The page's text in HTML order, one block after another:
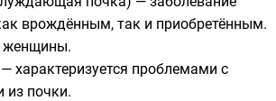
врождённым, так и приобретённым.
женщины.
— характеризуется проблемами с
из почки.